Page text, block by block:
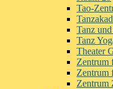
Tao-
Tanz
Tanz
Theater
Zentrum
Zentrum
Zentrum